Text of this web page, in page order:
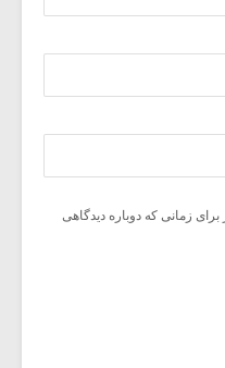
زمانی که دوباره دیدگاهی